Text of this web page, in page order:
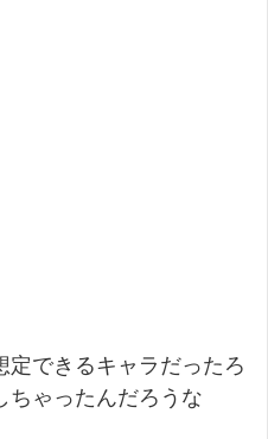
定できるキャラだったろ
ちゃったんだろうな